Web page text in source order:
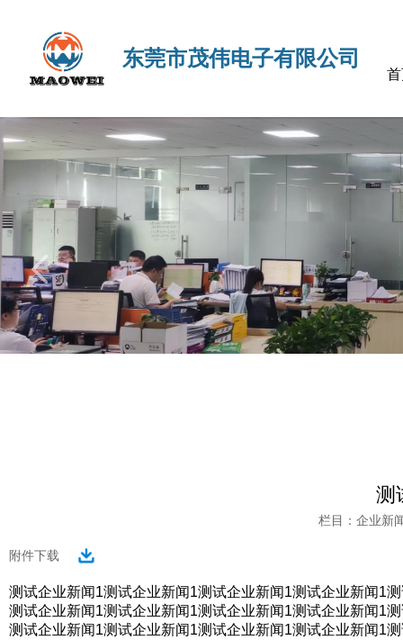
东莞市茂伟电子有限公司
测
栏目：企业新
附件下载
测试企业新闻1测试企业新闻1测试企业新闻1测试企业新闻1
测试企业新闻1测试企业新闻1测试企业新闻1测试企业新闻1
测试企业新闻1测试企业新闻1测试企业新闻1测试企业新闻1